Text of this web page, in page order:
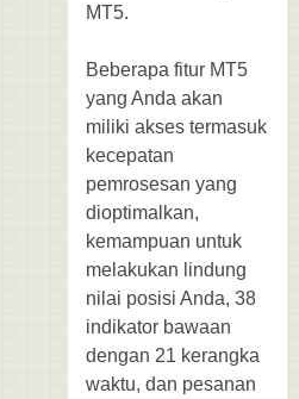
MT5.
Beberapa fitur MT5
yang Anda akan
miliki akses termasuk
kecepatan
pemrosesan yang
dioptimalkan,
kemampuan untuk
melakukan lindung
nilai posisi Anda, 38
indikator bawaan
dengan 21 kerangka
waktu, dan pesanan